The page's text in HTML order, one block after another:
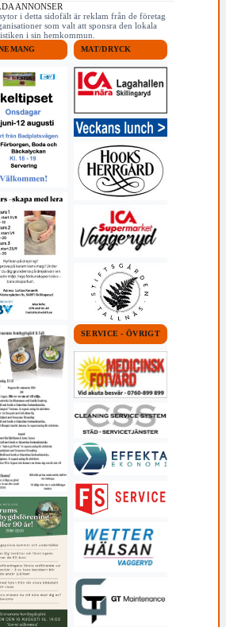
ANNONSER
i detta sidofält är reklam från de företag
som valt att sponsra den lokala
i sin hemkommun.
MAT/DRYCK
SERVICE - ÖVRIGT